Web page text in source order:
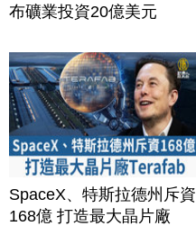
布礦業投資20億美元
SpaceX、特斯拉德州斥資
168億 打造最大晶片廠